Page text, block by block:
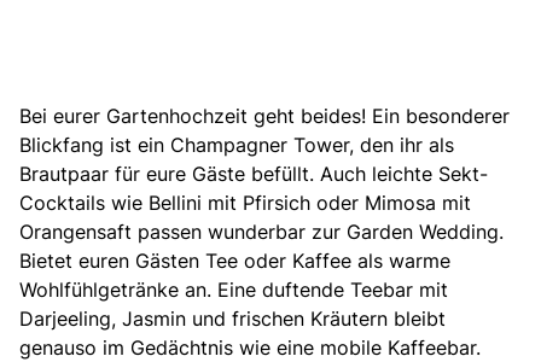
Bei eurer Gartenhochzeit geht beides! Ein besonderer
Blickfang ist ein Champagner Tower, den ihr als
Brautpaar für eure Gäste befüllt. Auch leichte Sekt-
Cocktails wie Bellini mit Pfirsich oder Mimosa mit
Orangensaft passen wunderbar zur Garden Wedding.
Bietet euren Gästen Tee oder Kaffee als warme
Wohlfühlgetränke an. Eine duftende Teebar mit
Darjeeling, Jasmin und frischen Kräutern bleibt
genauso im Gedächtnis wie eine mobile Kaffeebar.